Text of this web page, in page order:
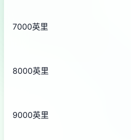
7000英里
8000英里
9000英里